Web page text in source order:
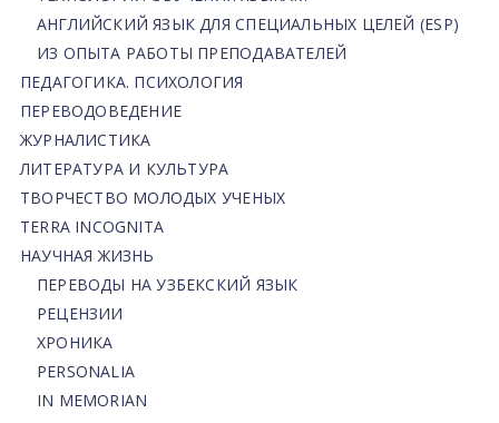
АНГЛИЙСКИЙ ЯЗЫК ДЛЯ СПЕЦИАЛЬНЫХ ЦЕЛЕЙ (ESP)
ИЗ ОПЫТА РАБОТЫ ПРЕПОДАВАТЕЛЕЙ
ПЕДАГОГИКА. ПСИХОЛОГИЯ
ПЕРЕВОДОВЕДЕНИЕ
ЖУРНАЛИСТИКА
ЛИТЕРАТУРА И КУЛЬТУРА
ТВОРЧЕСТВО МОЛОДЫХ УЧЕНЫХ
TERRA INCOGNITA
НАУЧНАЯ ЖИЗНЬ
ПЕРЕВОДЫ НА УЗБЕКСКИЙ ЯЗЫК
РЕЦЕНЗИИ
ХРОНИКА
PERSONALIA
IN MEMORIAN